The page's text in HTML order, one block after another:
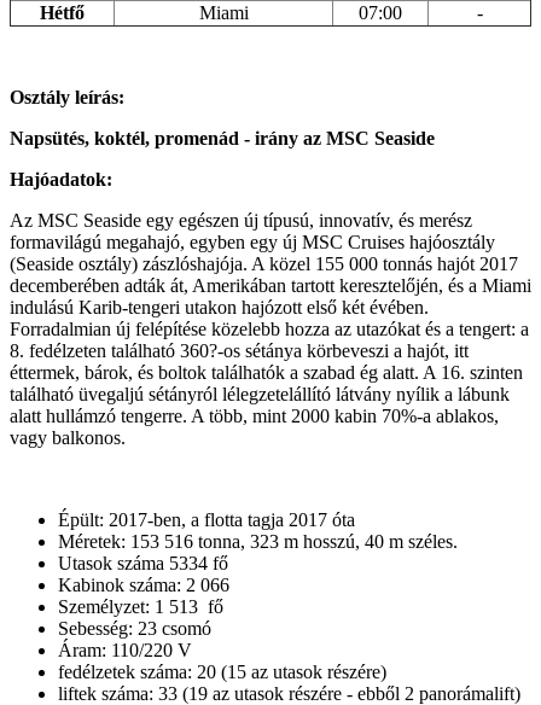
Hétfő
Miami 07:00 -
Osztály leírás:
Napsütés, koktél, promenád - irány az MSC Seaside
Hajóadatok:
Az MSC Seaside egy egészen új típusú, innovatív, és merész
formavilágú megahajó, egyben egy új MSC Cruises hajóosztály
(Seaside osztály) zászlóshajója. A közel 155 000 tonnás hajót 2017
decemberében adták át, Amerikában tartott keresztelőjén, és a Miami
indulású Karib-tengeri utakon hajózott első két évében.
Forradalmian új felépítése közelebb hozza az utazókat és a tengert: a
8. fedélzeten található 360?-os sétánya körbeveszi a hajót, itt
éttermek, bárok, és boltok találhatók a szabad ég alatt. A 16. szinten
található üvegaljú sétányról lélegzetelállító látvány nyílik a lábunk
alatt hullámzó tengerre. A több, mint 2000 kabin 70%-a ablakos,
vagy balkonos.
Épült: 2017-ben, a flotta tagja 2017 óta
Méretek: 153 516 tonna, 323 m hosszú, 40 m széles.
Utasok száma 5334 fő
Kabinok száma: 2 066
Személyzet: 1 513 fő
Sebesség: 23 csomó
Áram: 110/220 V
fedélzetek száma: 20 (15 az utasok részére)
liftek száma: 33 (19 az utasok részére - ebből 2 panorámalift)